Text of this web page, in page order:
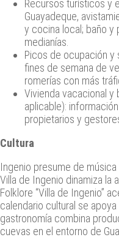
Recursos turísticos y
Guayadeque,
y cocina local; baño y
medianías.
Picos de ocupación
fines de semana de
romerías con más
Vivienda vacacional y
aplicable):
propietarios y
Cultura
Ingenio presume de
Villa de Ingenio dinamiza la
Folklore “Villa de Ingenio”
calendario cultural se
gastronomía combina
cuevas en el entorno de